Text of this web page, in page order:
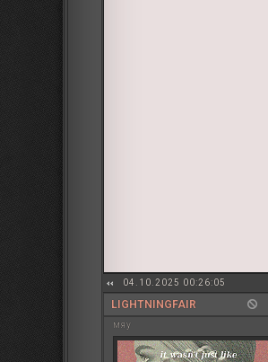
04.10.2025 00:26:05
LIGHTNINGFAIR
мяу